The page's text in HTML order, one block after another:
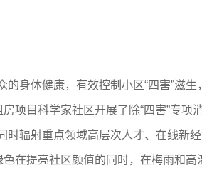
身体健康，有效控制小区“四害”滋生
项目科学家社区开展了除“四害”专项
辐射重点领域高层次人才、在线新经
在提亮社区颜值的同时，在梅雨和高